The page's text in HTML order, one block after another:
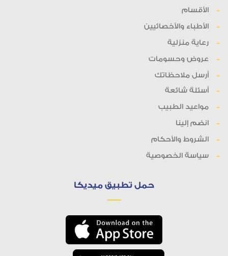
الأقسام
الأطباء والأخصائيين
رعاية منزلية
عروض وحسومات
أرسل ملاحظاتك
أسئلة شائعة
مواعيد الطبيب
انضم إلينا
الشروط والأحكام
سياسة الخصوصية
حمل تطبيق ميديكا